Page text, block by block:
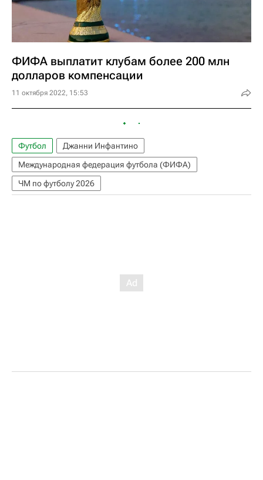
ФИФА выплатит клубам более 200 млн
долларов компенсации
11 октября 2022, 15:53
Футбол
Джанни Инфантино
Международная федерация футбола (ФИФА)
ЧМ по футболу 2026